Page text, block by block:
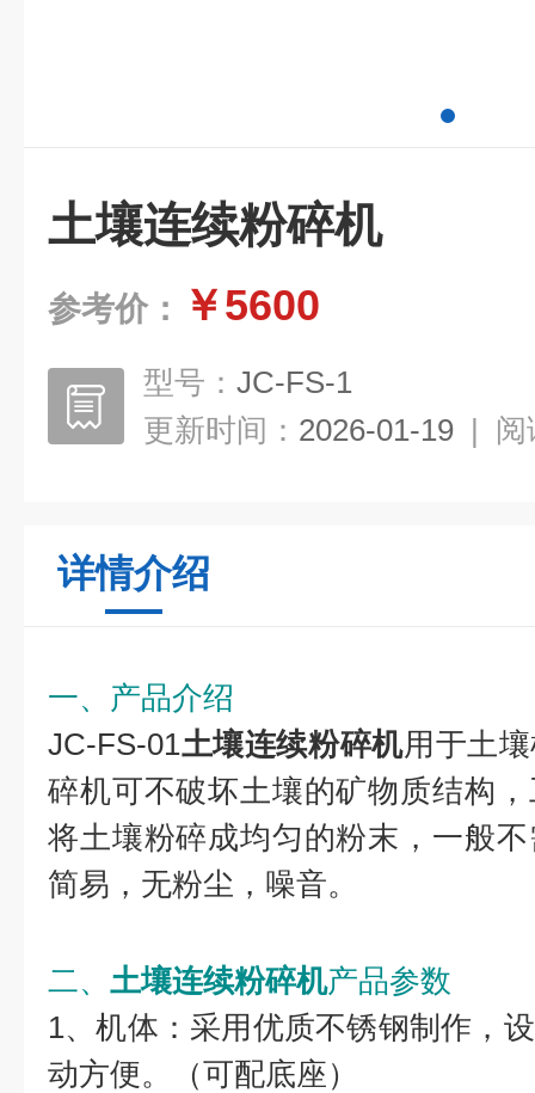
土壤连续粉碎机
参考价： ￥5600
型号： JC-FS-1
更新时间： 2026-01-19 | 阅
详情介绍
一、产品介绍
JC-FS-01土壤连续粉碎机用于土
碎机可不破坏土壤的矿物质结构
将土壤粉碎成均匀的粉末，一般
简易，无粉尘，噪音。
二、 土壤连续粉碎机产品参数
1、机体：采用优质不锈钢制作，
动方便。（可配底座）